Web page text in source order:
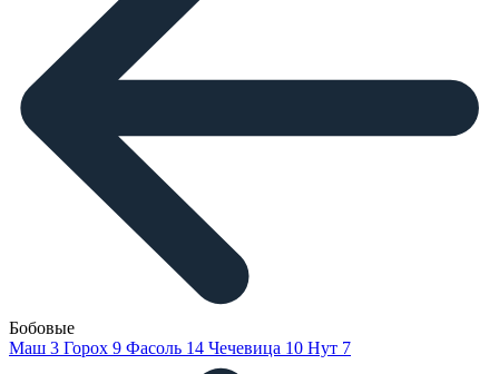
Бобовые
Маш 3 Горох 9 Фасоль 14 Чечевица 10 Нут 7